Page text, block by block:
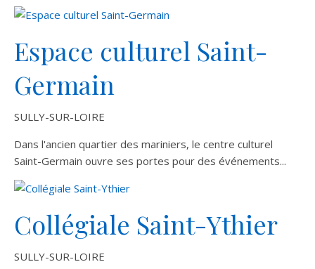
Espace culturel Saint-
Germain
SULLY-SUR-LOIRE
Dans l'ancien quartier des mariniers, le centre culturel
Saint-Germain ouvre ses portes pour des événements...
Collégiale Saint-Ythier
SULLY-SUR-LOIRE